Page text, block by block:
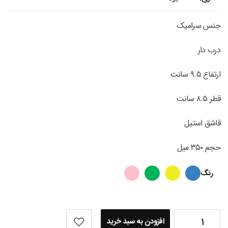
جنس سرامیک
درب دار
ارتفاع ۹.۵ سانت
قطر ۸.۵ سانت
قاشق استیل
حجم ۳۵۰ میل
رنگ
افزودن به سبد خرید